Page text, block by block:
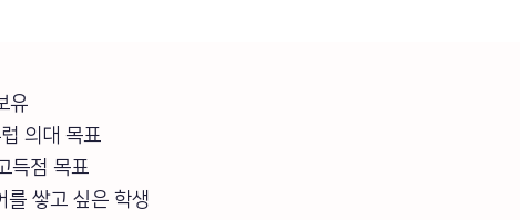
유
의대 목표
득점 목표
를 쌓고 싶은 학생